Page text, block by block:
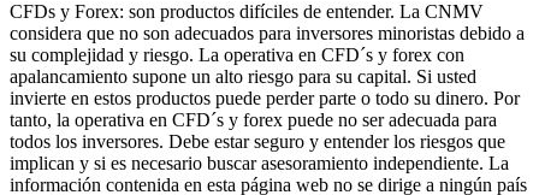
CFDs y Forex: son productos difíciles de entender. La CNMV
considera que no son adecuados para inversores minoristas debido a
su complejidad y riesgo. La operativa en CFD´s y forex con
apalancamiento supone un alto riesgo para su capital. Si usted
invierte en estos productos puede perder parte o todo su dinero. Por
tanto, la operativa en CFD´s y forex puede no ser adecuada para
todos los inversores. Debe estar seguro y entender los riesgos que
implican y si es necesario buscar asesoramiento independiente. La
información contenida en esta página web no se dirige a ningún país